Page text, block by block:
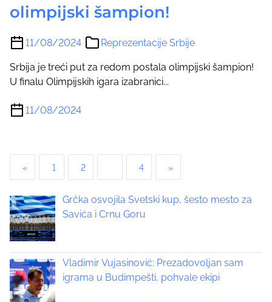
olimpijski šampion!
11/08/2024 Reprezentacije Srbije
Srbija je treći put za redom postala olimpijski šampion!
U finalu Olimpijskih igara izabranici...
11/08/2024
s
t
s
p
« 1 2 4 »
Grčka osvojila Svetski kup, šesto mesto za
Savića i Crnu Goru
Vladimir Vujasinović: Prezadovoljan sam
igrama u Budimpešti, pohvale ekipi